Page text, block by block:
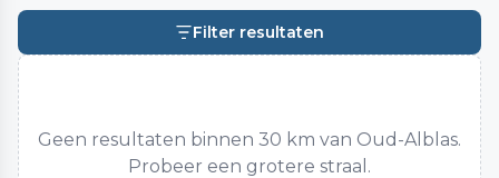
Filter resultaten
Geen resultaten binnen 30 km van Oud-Alblas.
Probeer een grotere straal.